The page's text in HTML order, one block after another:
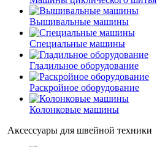
Вышивальные машины
Специальные машины
Гладильное оборудование
Раскройное оборудование
Колонковые машины
Аксессуары для швейной техники